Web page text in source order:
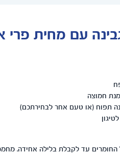
עם מחית פרי
עד לקבלת בלילה אחידה.